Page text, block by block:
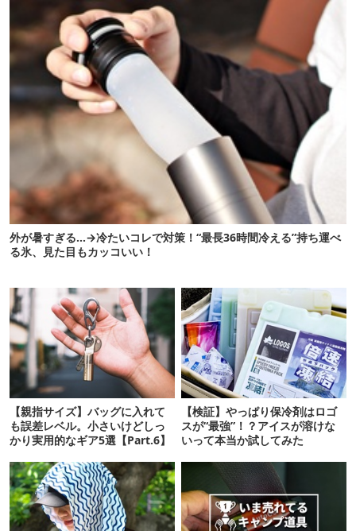
外が暑すぎる…→冷たいコレで対策！“最長36時間冷える”持ち運べ
る氷、見た目もカッコいい！
【親指サイズ】バッグに入れて
も誤差レベル。小さいけどしっ
かり実用的なギア5選【Part.6】
【検証】やっぱり保冷剤はロゴ
スが“最強”！？アイスが溶けな
いって本当か試してみた